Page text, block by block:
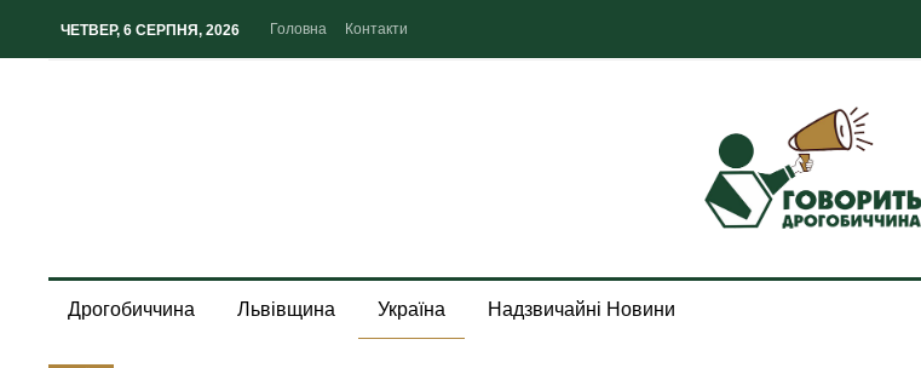
ЧЕТВЕР, 6 СЕРПНЯ, 2026 Головна Контакти
Дрогобиччина Львівщина Україна Надзвичайні Новини